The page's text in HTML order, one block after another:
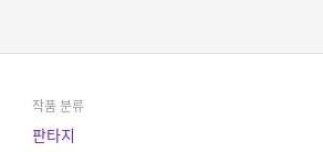
작품 분류
판타지